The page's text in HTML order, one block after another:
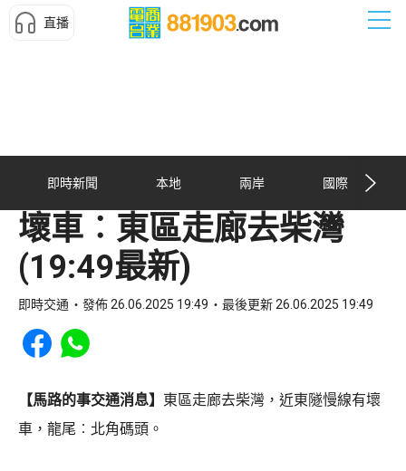
直播
即時新聞 本地 兩岸 國際
壞車︰東區走廊去柴灣
(19:49最新)
即時交通 發佈 26.06.2025 19:49 最後更新 26.06.2025 19:49
Share to Facebook
Share to WhatsApp
【馬路的事交通消息】 東區走廊去柴灣，近東隧慢線有壞
車，龍尾︰北角碼頭。